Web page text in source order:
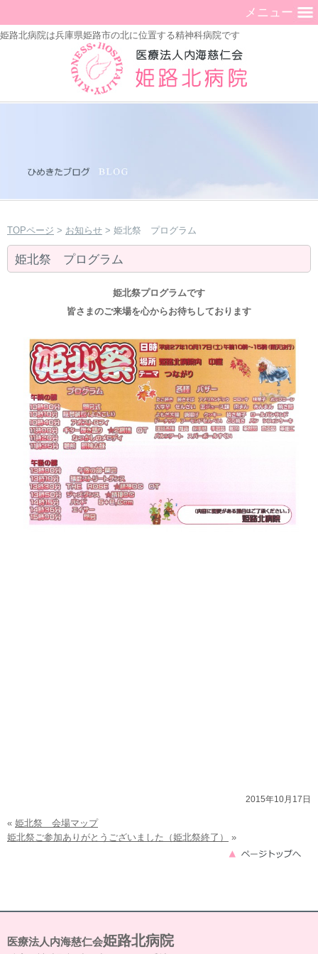
姫路北病院は兵庫県姫路市の北に位置する精神科病院です
メニュー
TOPページ > お知らせ > 姫北祭 プログラム
姫北祭 プログラム
姫北祭プログラムです
皆さまのご来場を心からお待ちしております
2015年10月17日
« 姫北祭 会場マップ
姫北祭ご参加ありがとうございました（姫北祭終了）
»
医療法人内海慈仁会姫路北病院